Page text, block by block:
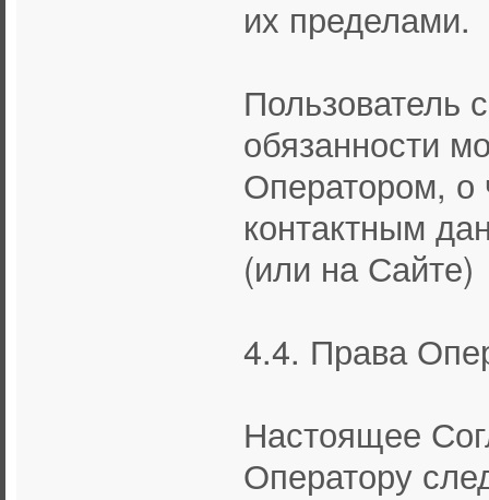
их пределами.
Пользователь
обязанности
Оператором, о
контактным
(или на Сайте)
4.4. Права
Настоящее
Оператору